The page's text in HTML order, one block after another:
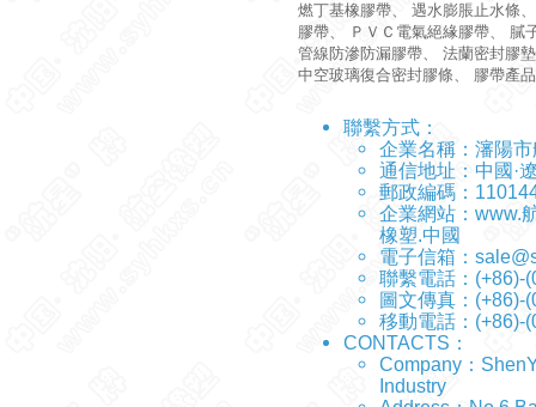
燃丁基橡膠帶、 遇水膨脹止水條
膠帶、 ＰＶＣ電氣絕緣膠帶、 膩
管線防滲防漏膠帶、 法蘭密封膠墊
中空玻璃復合密封膠條、 膠帶產
聯繫方式：
企業名稱： 瀋陽
通信地址：中國·
郵政編碼：
企業網站： www.
橡塑.中國
電子信箱：
聯繫電話：(+86)-
圖文傳真：(+86)-
移動電話：(+86)-
CONTACTS：
Company：
Industry